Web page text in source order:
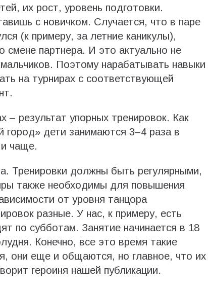
их рост, уровень подготовки.
с новичком. Случается, что в паре
(к примеру, за летние каникулы),
смене партнера. И это актуально не
Поэтому нарабатывать навыки
на турнирах с соответствующей
– результат упорных тренировок. Как
город» дети занимаются 3–4 раза в
чаще.
Тренировки должны быть регулярными,
также необходимы для повышения
от уровня танцора
разные. У нас, к примеру, есть
по субботам. Занятие начинается в 18
Конечно, все это время такие
они еще и общаются, но главное, что их
героиня нашей публикации.